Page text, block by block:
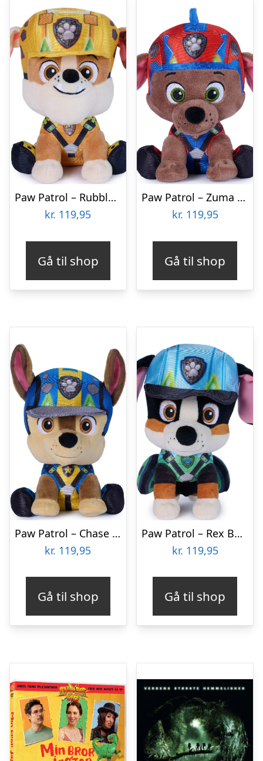
Paw Patrol – Rubble Bamse – Dino Filmen – 15 Cm – Gund
kr. 119,95
Gå til shop
Paw Patrol – Zuma Bamse – Dino Filmen – 15 Cm – Gund
kr. 119,95
Gå til shop
Paw Patrol – Chase Bamse – Dino Filmen – 15 Cm – Gund
kr. 119,95
Gå til shop
Paw Patrol – Rex Bamse – Dino Filmen – 15 Cm – Gund
kr. 119,95
Gå til shop